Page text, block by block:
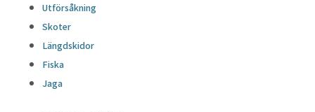
Utförsåkning
Skoter
Längdskidor
Fiska
Jaga